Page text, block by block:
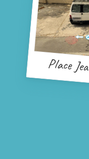
Place